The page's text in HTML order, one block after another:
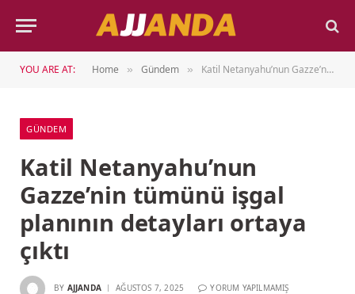
YOU ARE AT: Home » Gündem » Katil Netanyahu’nun Gazze’nin tümünü işgal planının detayları ortaya çıktı
GÜNDEM
Katil Netanyahu’nun
Gazze’nin tümünü işgal
planının detayları ortaya
çıktı
BY AJJANDA AĞUSTOS 7, 2025 YORUM YAPILMAMIŞ